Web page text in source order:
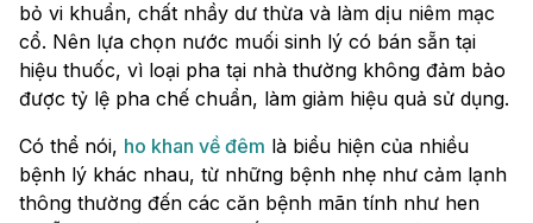
bỏ vi khuẩn, chất nhầy dư thừa và làm dịu niêm mạc
cổ. Nên lựa chọn nước muối sinh lý có bán sẵn tại
hiệu thuốc, vì loại pha tại nhà thường không đảm bảo
được tỷ lệ pha chế chuẩn, làm giảm hiệu quả sử dụng.
Có thể nói, ho khan về đêm là biểu hiện của nhiều
bệnh lý khác nhau, từ những bệnh nhẹ như cảm lạnh
thông thường đến các căn bệnh mãn tính như hen